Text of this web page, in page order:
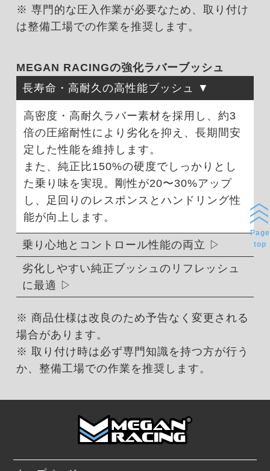
※ 専門的な圧入作業が必要なため、取り付け
は整備工場での作業を推奨します。
MEGAN RACINGの強化ラバーブッシュ
長寿命・高耐久の高性能ブッシュ
高密度・高耐久ラバー素材を採用し、約3
倍の圧縮耐性により劣化を抑え、長期間安
定した性能を維持します。
また、純正比150%の硬度でしっかりとし
た乗り味を実現。剛性が20〜30%アップ
し、足回りのレスポンスとハンドリング性
能が向上します。
乗り心地とコントロール性能の両立
劣化しやすい純正ブッシュのリフレッシュ
に最適
※ 商品仕様は改良のため予告なく変更される
場合があります。
※ 取り付け時は必ず専門知識を持つ方が行う
か、整備工場での作業を推奨します。
Page
top